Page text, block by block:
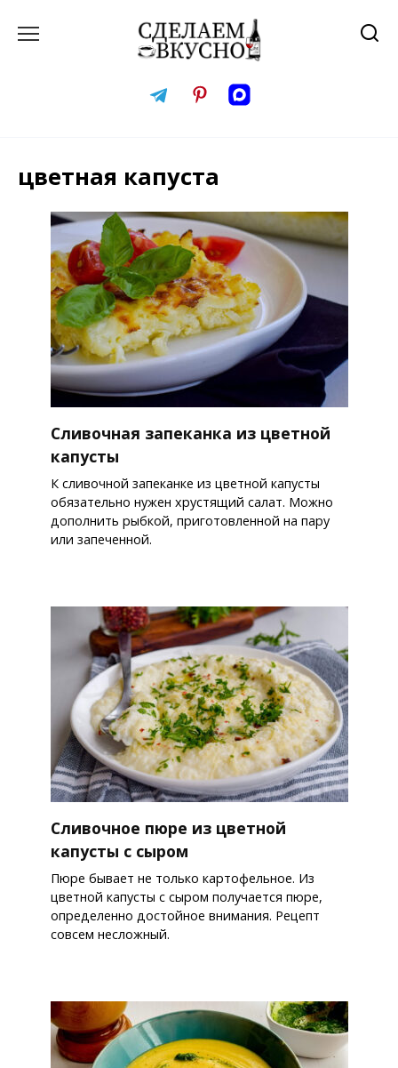
цветная капуста
Сливочная запеканка из цветной
капусты
К сливочной запеканке из цветной капусты
обязательно нужен хрустящий салат. Можно
дополнить рыбкой, приготовленной на пару
или запеченной.
Сливочное пюре из цветной
капусты с сыром
Пюре бывает не только картофельное. Из
цветной капусты с сыром получается пюре,
определенно достойное внимания. Рецепт
совсем несложный.